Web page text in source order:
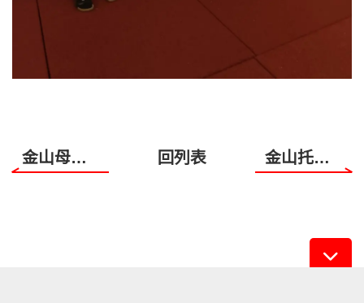
金山母親節活動溫馨登場！ 回列表 金山托老中心歲末展演